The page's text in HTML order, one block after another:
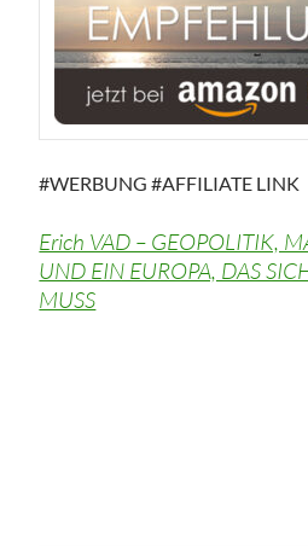
#WERBUNG #AFFILIATE LINK
Erich VAD – GEOPOLITIK,
UND EIN EUROPA, DAS
MUSS